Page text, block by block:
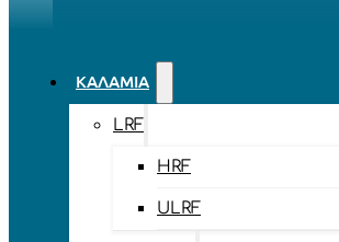
ΚΑΛΆΜΙΑ
LRF
HRF
ULRF